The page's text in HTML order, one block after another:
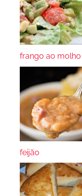
frango ao
feijão